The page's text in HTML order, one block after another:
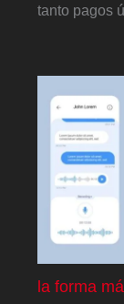
tanto pagos
la forma